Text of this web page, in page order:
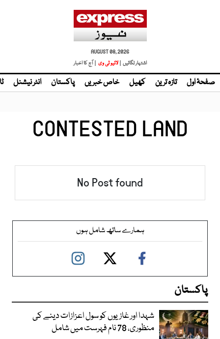
AUGUST 08, 2026
اشتہار لگائیں | لائیو ٹی وی | آج کا اخبار
صفحۂ اول تازہ ترین کھیل خاص خبریں پاکستان انٹر نیشنل
CONTESTED LAND
No Post found
ہمارے ساتھ شامل ہوں
پاکستان
شہدا اور غازیوں کو سول اعزازات دینے کی
منظوری، 78 نام فہرست میں شامل